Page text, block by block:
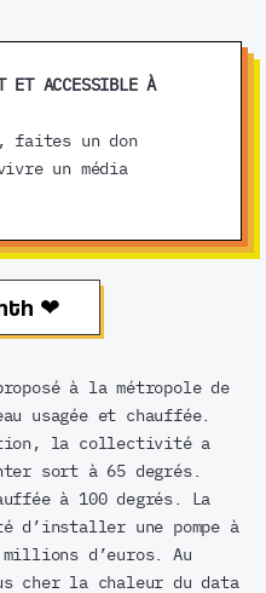
ET ACCESSIBLE À
faites un don
un média
❤︎
à la métropole de
usagée et chauffée.
la collectivité a
sort à 65 degrés.
à 100 degrés. La
une pompe à
d’euros. Au
cher la chaleur du data